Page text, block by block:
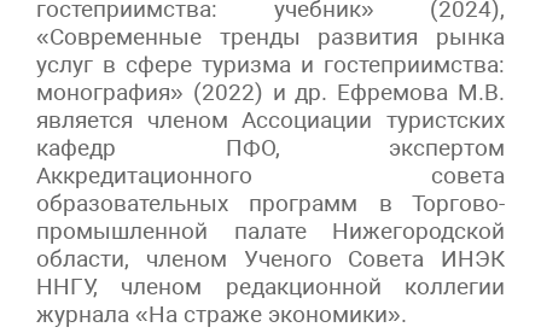
гостеприимства: учебник» (2024),
«Современные тренды развития рынка
услуг в сфере туризма и гостеприимства:
монография» (2022) и др. Ефремова М.В.
является членом Ассоциации туристских
кафедр ПФО, экспертом
Аккредитационного совета
образовательных программ в Торгово-
промышленной палате Нижегородской
области, членом Ученого Совета ИНЭК
ННГУ, членом редакционной коллегии
журнала «На страже экономики».